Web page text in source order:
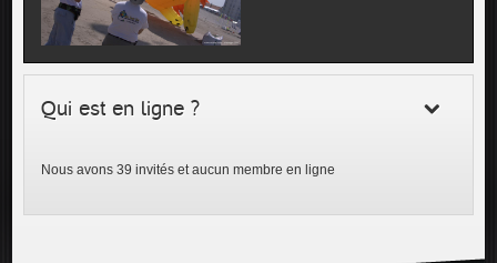
Qui est en ligne ?
Nous avons 39 invités et aucun membre en ligne